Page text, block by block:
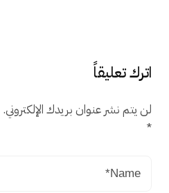
اترك تعليقاً
لن يتم نشر عنوان بريدك الإلكتروني.
*